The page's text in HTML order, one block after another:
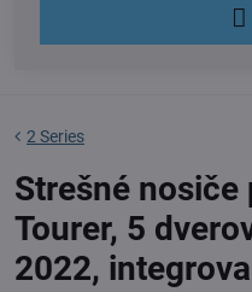
2 Series
Strešné nosiče
Tourer, 5
2022,